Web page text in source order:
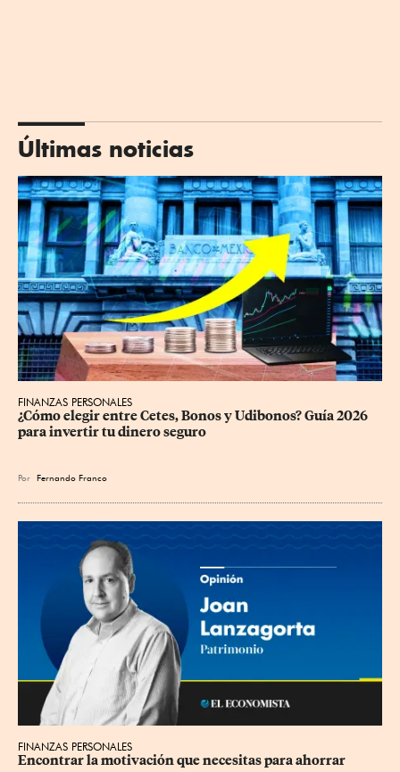
Últimas noticias
FINANZAS PERSONALES
¿Cómo elegir entre Cetes, Bonos y Udibonos? Guía 2026
para invertir tu dinero seguro
Por Fernando Franco
FINANZAS PERSONALES
Encontrar la motivación que necesitas para ahorrar